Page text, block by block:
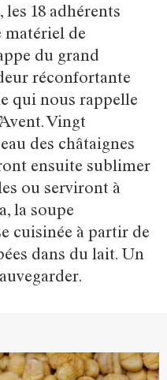
18 adhérents
matériel de
du grand
réconfortante
qui nous rappelle
Vingt
des châtaignes
ensuite sublimer
ou serviront à
la soupe
cuisinée à partir de
dans du lait. Un